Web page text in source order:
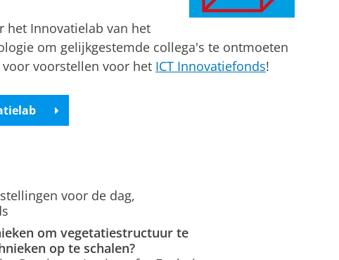
het Innovatielab van het
om gelijkgestemde collega's te ontmoeten
voorstellen voor het ICT Innovatiefonds!
voor de dag,
om vegetatiestructuur te
op te schalen?